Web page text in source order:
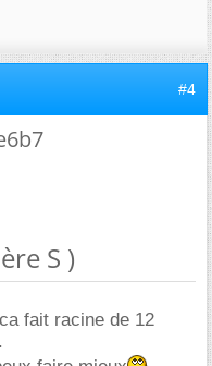
#4
S )
fait racine de 12